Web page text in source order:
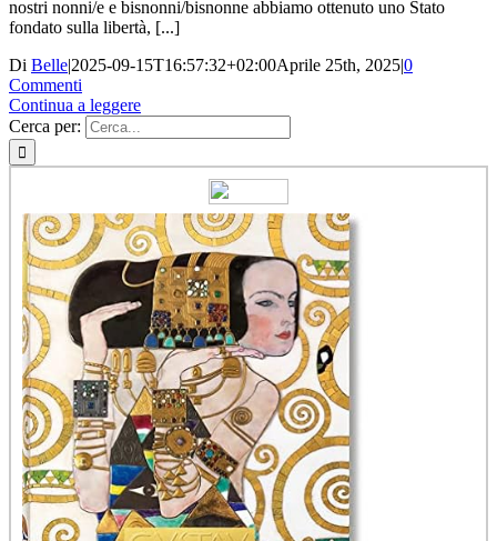
nostri nonni/e e bisnonni/bisnonne abbiamo ottenuto uno Stato
fondato sulla libertà, [...]
Di Belle|2025-09-15T16:57:32+02:00Aprile 25th, 2025|0
Commenti
Continua a leggere
Cerca per: